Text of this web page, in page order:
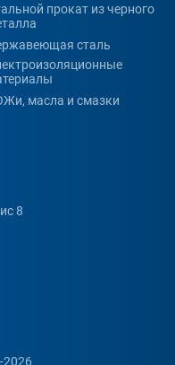
8
прокат из черного
сталь
масла и смазки